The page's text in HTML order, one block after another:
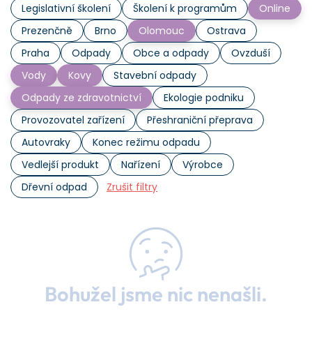
Legislativní školení Školení k programům
Online
Prezenčně
Brno Olomouc
Ostrava
Praha
Odpady Obce a odpady
Ovzduší
Vody
Kovy
Stavební odpady
Odpady ze zdravotnictví
Ekologie podniku
Provozovatel zařízení
Přeshraniční přeprava
Autovraky
Konec režimu odpadu
Vedlejší produkt
Nařízení
Výrobce
Dřevní odpad
Zrušit filtry
Bohužel jsme nic nenašli.